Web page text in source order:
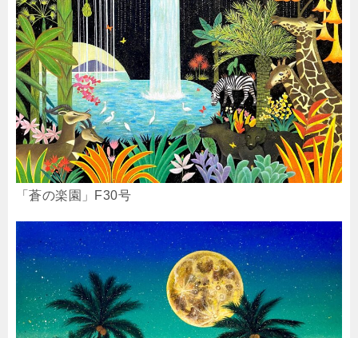
「蒼の楽園」F30号